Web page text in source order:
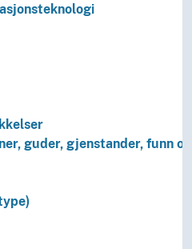
guder, gjenstander, funn